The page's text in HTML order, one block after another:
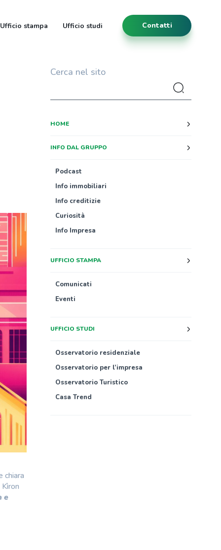
Contatti
Ufficio stampa Ufficio studi
chiara
e
Cerca nel sito
HOME
INFO DAL GRUPPO
Podcast
Info immobiliari
Info creditizie
Curiosità
Info Impresa
UFFICIO STAMPA
Comunicati
Eventi
UFFICIO STUDI
Osservatorio residenziale
Osservatorio per l’impresa
Osservatorio Turistico
Casa Trend